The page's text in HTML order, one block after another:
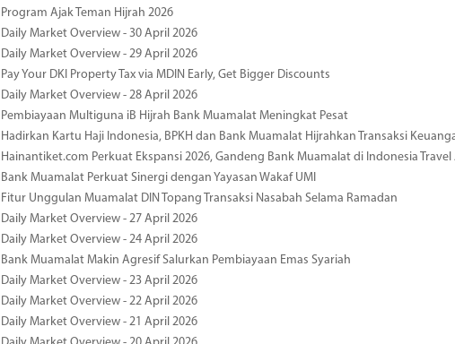
Program Ajak Teman Hijrah 2026
Daily Market Overview - 30 April 2026
Daily Market Overview - 29 April 2026
Pay Your DKI Property Tax via MDIN Early, Get Bigger Discounts
Daily Market Overview - 28 April 2026
Pembiayaan Multiguna iB Hijrah Bank Muamalat Meningkat Pesat
Hadirkan Kartu Haji Indonesia, BPKH dan Bank Muamalat Hijrahkan Transaksi
Hainantiket.com Perkuat Ekspansi 2026, Gandeng Bank Muamalat di Indonesia
Bank Muamalat Perkuat Sinergi dengan Yayasan Wakaf UMI
Fitur Unggulan Muamalat DIN Topang Transaksi Nasabah Selama Ramadan
Daily Market Overview - 27 April 2026
Daily Market Overview - 24 April 2026
Bank Muamalat Makin Agresif Salurkan Pembiayaan Emas Syariah
Daily Market Overview - 23 April 2026
Daily Market Overview - 22 April 2026
Daily Market Overview - 21 April 2026